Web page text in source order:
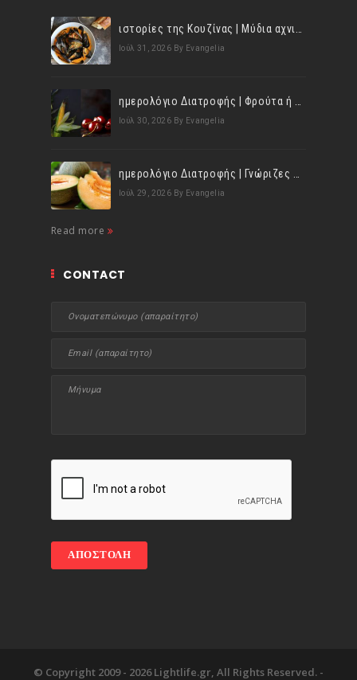
Ιούλ 31, 2026 By Evangelia
Ιούλ 30, 2026 By Evangelia
Ιούλ 29, 2026 By Evangelia
Read more
CONTACT
© Copyright 2009 - 2026 Lightlife.gr, All Rights Reserved. -